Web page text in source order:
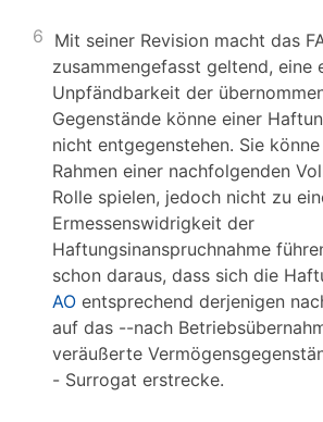
6 Mit seiner Revision macht das
zusammengefasst geltend, eine
Unpfändbarkeit der
Gegenstände könne einer
nicht entgegenstehen. Sie
Rahmen einer nachfolgenden
Rolle spielen, jedoch nicht zu
Ermessenswidrigkeit der
Haftungsinanspruchnahme
schon daraus, dass sich die
AO entsprechend derjenigen
auf das --nach
veräußerte
- Surrogat erstrecke.